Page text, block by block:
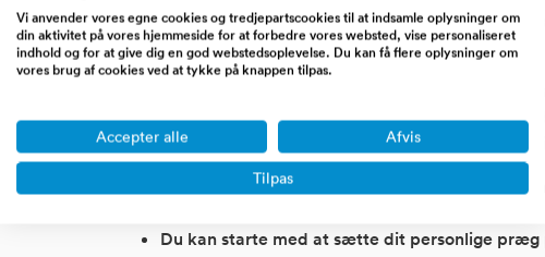
som følger med en nyopstartet virksomhed,
mange tilfælde være med til at tage pusten fra de
Køber du i stedet en virksomhed, er der
dig - langt fra - men fundamentet er på plads.
Nogle af fordelene ved at købe en virksomhed er
Du slipper for at bygge virksomheden op helt
sikre en fast kundegruppe - alt dette er på
Du kan starte med at sætte dit personlige præg
Vi anvender vores egne cookies og tredjepartscookies til at indsamle oplysninger om
din aktivitet på vores hjemmeside for at forbedre vores websted, vise personaliseret
indhold og for at give dig en god webstedsoplevelse. Du kan få flere oplysninger om
vores brug af cookies ved at tykke på knappen tilpas.
Accepter alle Afvis
Tilpas